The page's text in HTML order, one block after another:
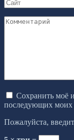
Комментарий
Сохранить моё
последующих моих
Пожалуйста,